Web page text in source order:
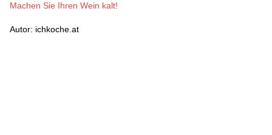
Machen Sie Ihren Wein kalt!
Autor: ichkoche.at